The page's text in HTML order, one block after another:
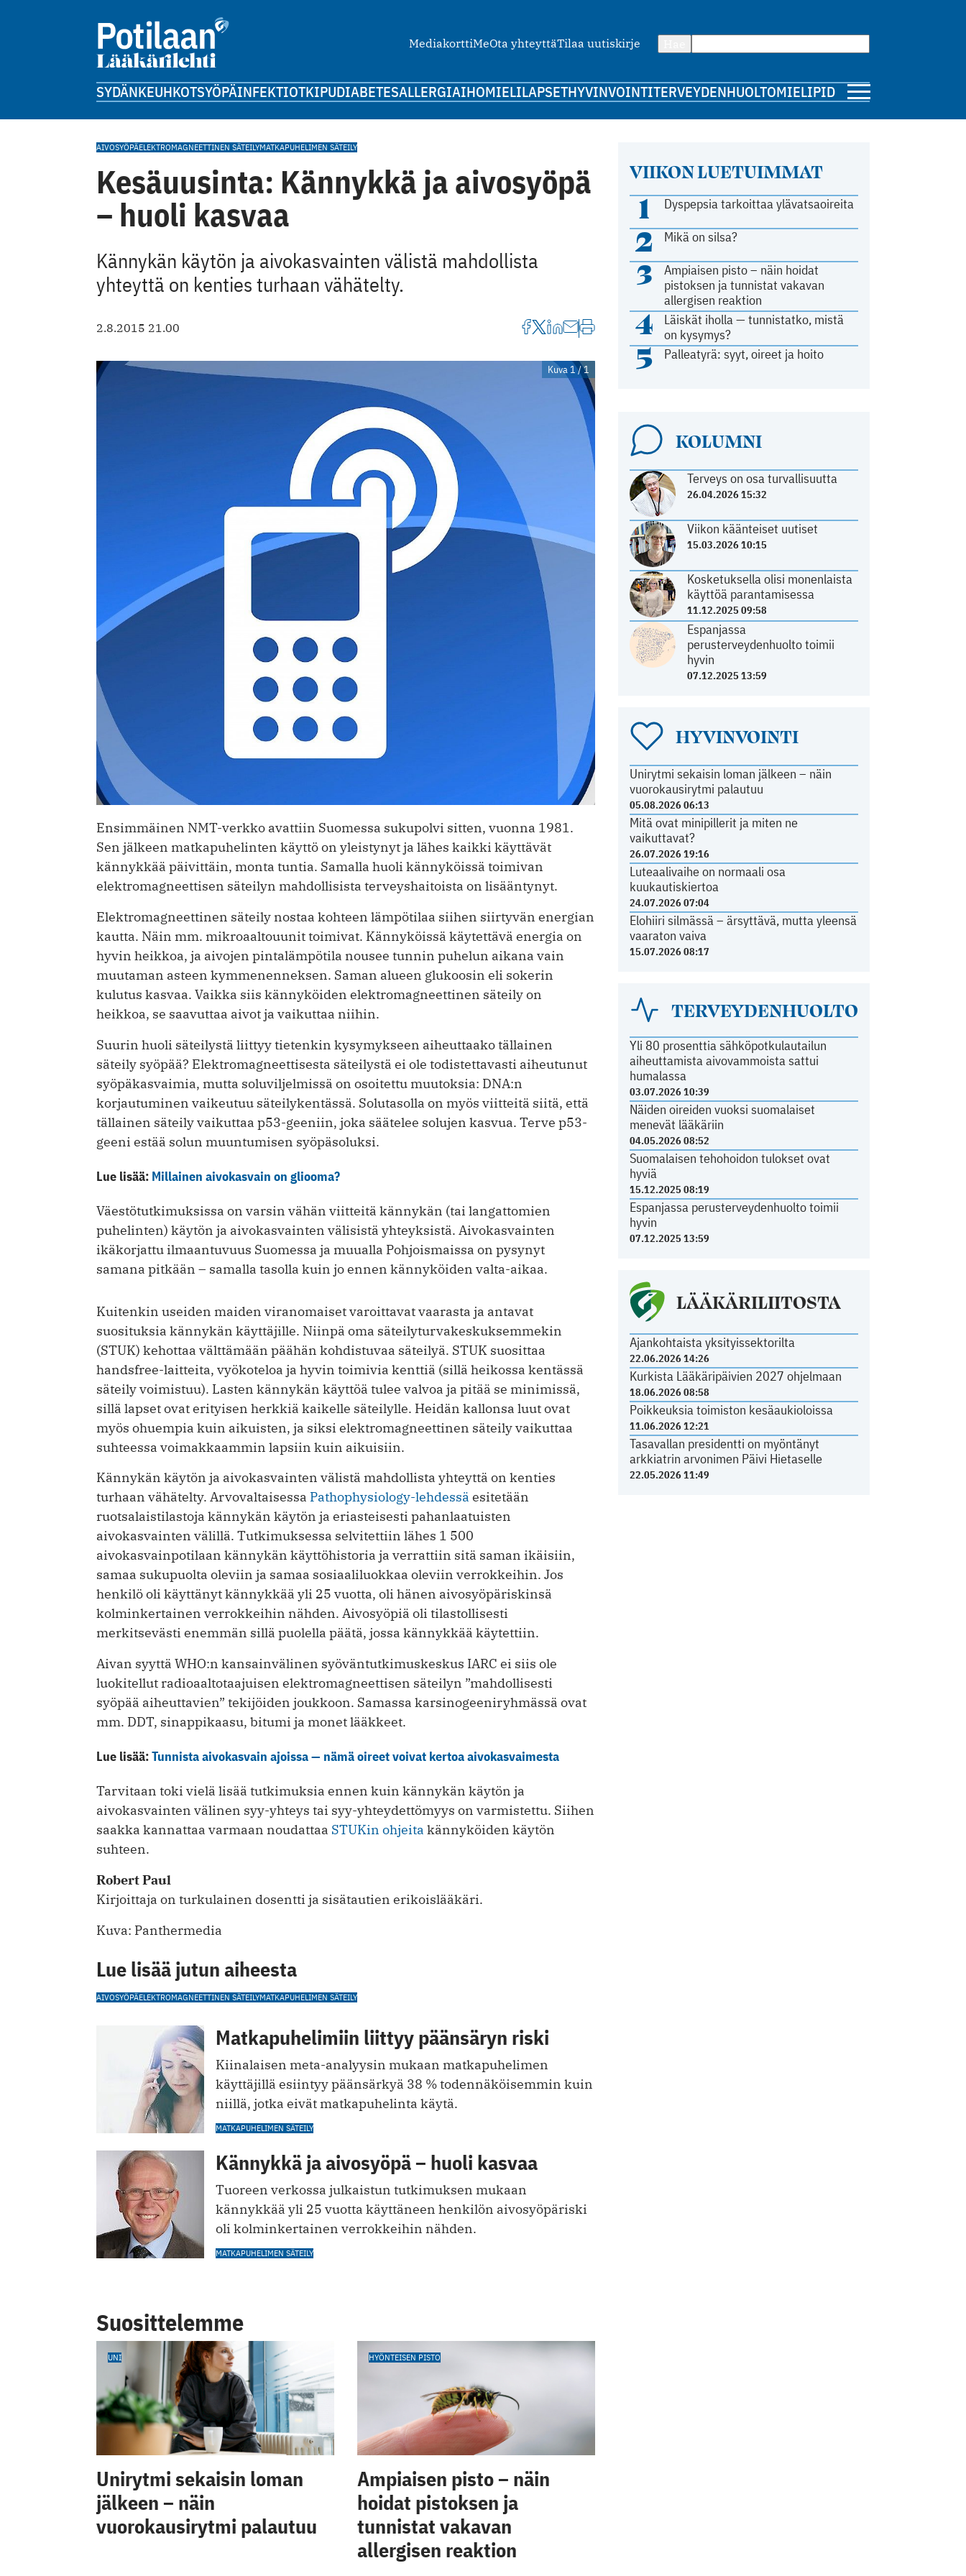
MediakorttiMeOta yhteyttäTilaa uutiskirje
SYDÄNKEUHKOTSYÖPÄINFEKTIOTKIPUDIABETESALLERGIAIHOMIELILAPSETHYVINVOINTITERVEYDENHUOLTOMIELIPIDE
VIIKON LUETUIMMAT
1 Dyspepsia tarkoittaa ylävatsaoireita
2 Mikä on silsa?
3
Ampiaisen pisto – näin hoidat
pistoksen ja tunnistat vakavan
allergisen reaktion
4
Läiskät iholla — tunnistatko, mistä
on kysymys?
5 Palleatyrä: syyt, oireet ja hoito
KOLUMNI
Terveys on osa turvallisuutta
26.04.2026 15:32
Viikon käänteiset uutiset
15.03.2026 10:15
Kosketuksella olisi monenlaista
käyttöä parantamisessa
11.12.2025 09:58
Espanjassa
perusterveydenhuolto toimii
hyvin
07.12.2025 13:59
HYVINVOINTI
Unirytmi sekaisin loman jälkeen – näin
vuorokausirytmi palautuu
05.08.2026 06:13
Mitä ovat minipillerit ja miten ne
vaikuttavat?
26.07.2026 19:16
Luteaalivaihe on normaali osa
kuukautiskiertoa
24.07.2026 07:04
Elohiiri silmässä – ärsyttävä, mutta yleensä
vaaraton vaiva
15.07.2026 08:17
TERVEYDENHUOLTO
Yli 80 prosenttia sähköpotkulautailun
aiheuttamista aivovammoista sattui
humalassa
03.07.2026 10:39
Näiden oireiden vuoksi suomalaiset
menevät lääkäriin
04.05.2026 08:52
Suomalaisen tehohoidon tulokset ovat
hyviä
15.12.2025 08:19
Espanjassa perusterveydenhuolto toimii
hyvin
07.12.2025 13:59
LÄÄKÄRILIITOSTA
Ajankohtaista yksityissektorilta
22.06.2026 14:26
Kurkista Lääkäripäivien 2027 ohjelmaan
18.06.2026 08:58
Poikkeuksia toimiston kesäaukioloissa
11.06.2026 12:21
Tasavallan presidentti on myöntänyt
arkkiatrin arvonimen Päivi Hietaselle
22.05.2026 11:49
AIVOSYÖPÄELEKTROMAGNEETTINEN SÄTEILYMATKAPUHELIMEN SÄTEILY
Kesäuusinta: Kännykkä ja aivosyöpä
– huoli kasvaa
Kännykän käytön ja aivokasvainten välistä mahdollista
yhteyttä on kenties turhaan vähätelty.
2.8.2015 21.00
Kuva 1 / 1
Ensimmäinen NMT-verkko avattiin Suomessa sukupolvi sitten, vuonna 1981.
Sen jälkeen matkapuhelinten käyttö on yleistynyt ja lähes kaikki käyttävät
kännykkää päivittäin, monta tuntia. Samalla huoli kännyköissä toimivan
elektromagneettisen säteilyn mahdollisista terveyshaitoista on lisääntynyt.
Elektromagneettinen säteily nostaa kohteen lämpötilaa siihen siirtyvän energian
kautta. Näin mm. mikroaaltouunit toimivat. Kännyköissä käytettävä energia on
hyvin heikkoa, ja aivojen pintalämpötila nousee tunnin puhelun aikana vain
muutaman asteen kymmenenneksen. Saman alueen glukoosin eli sokerin
kulutus kasvaa. Vaikka siis kännyköiden elektromagneettinen säteily on
heikkoa, se saavuttaa aivot ja vaikuttaa niihin.
Suurin huoli säteilystä liittyy tietenkin kysymykseen aiheuttaako tällainen
säteily syöpää? Elektromagneettisesta säteilystä ei ole todistettavasti aiheutunut
syöpäkasvaimia, mutta soluviljelmissä on osoitettu muutoksia: DNA:n
korjautuminen vaikeutuu säteilykentässä. Solutasolla on myös viitteitä siitä, että
tällainen säteily vaikuttaa p53-geeniin, joka säätelee solujen kasvua. Terve p53-
geeni estää solun muuntumisen syöpäsoluksi.
Lue lisää: Millainen aivokasvain on gliooma?
Väestötutkimuksissa on varsin vähän viitteitä kännykän (tai langattomien
puhelinten) käytön ja aivokasvainten välisistä yhteyksistä. Aivokasvainten
ikäkorjattu ilmaantuvuus Suomessa ja muualla Pohjoismaissa on pysynyt
samana pitkään – samalla tasolla kuin jo ennen kännyköiden valta-aikaa.
Kuitenkin useiden maiden viranomaiset varoittavat vaarasta ja antavat
suosituksia kännykän käyttäjille. Niinpä oma säteilyturvakeskuksemmekin
(STUK) kehottaa välttämään päähän kohdistuvaa säteilyä. STUK suosittaa
handsfree-laitteita, vyökoteloa ja hyvin toimivia kenttiä (sillä heikossa kentässä
säteily voimistuu). Lasten kännykän käyttöä tulee valvoa ja pitää se minimissä,
sillä lapset ovat erityisen herkkiä kaikelle säteilylle. Heidän kallonsa luut ovat
myös ohuempia kuin aikuisten, ja siksi elektromagneettinen säteily vaikuttaa
suhteessa voimakkaammin lapsiin kuin aikuisiin.
Kännykän käytön ja aivokasvainten välistä mahdollista yhteyttä on kenties
turhaan vähätelty. Arvovaltaisessa Pathophysiology-lehdessä esitetään
ruotsalaistilastoja kännykän käytön ja eriasteisesti pahanlaatuisten
aivokasvainten välillä. Tutkimuksessa selvitettiin lähes 1 500
aivokasvainpotilaan kännykän käyttöhistoria ja verrattiin sitä saman ikäisiin,
samaa sukupuolta oleviin ja samaa sosiaaliluokkaa oleviin verrokkeihin. Jos
henkilö oli käyttänyt kännykkää yli 25 vuotta, oli hänen aivosyöpäriskinsä
kolminkertainen verrokkeihin nähden. Aivosyöpiä oli tilastollisesti
merkitsevästi enemmän sillä puolella päätä, jossa kännykkää käytettiin.
Aivan syyttä WHO:n kansainvälinen syöväntutkimuskeskus IARC ei siis ole
luokitellut radioaaltotaajuisen elektromagneettisen säteilyn ”mahdollisesti
syöpää aiheuttavien” tekijöiden joukkoon. Samassa karsinogeeniryhmässä ovat
mm. DDT, sinappikaasu, bitumi ja monet lääkkeet.
Lue lisää:Tunnista aivokasvain ajoissa — nämä oireet voivat kertoa aivokasvaimesta
Tarvitaan toki vielä lisää tutkimuksia ennen kuin kännykän käytön ja
aivokasvainten välinen syy-yhteys tai syy-yhteydettömyys on varmistettu. Siihen
saakka kannattaa varmaan noudattaa STUKin ohjeita kännyköiden käytön
suhteen.
Robert Paul
Kirjoittaja on turkulainen dosentti ja sisätautien erikoislääkäri.
Kuva: Panthermedia
Lue lisää jutun aiheesta
AIVOSYÖPÄELEKTROMAGNEETTINEN SÄTEILYMATKAPUHELIMEN SÄTEILY
Matkapuhelimiin liittyy päänsäryn riski
Kiinalaisen meta-analyysin mukaan matkapuhelimen
käyttäjillä esiintyy päänsärkyä 38 % todennäköisemmin kuin
niillä, jotka eivät matkapuhelinta käytä.
MATKAPUHELIMEN SÄTEILY
Kännykkä ja aivosyöpä – huoli kasvaa
Tuoreen verkossa julkaistun tutkimuksen mukaan
kännykkää yli 25 vuotta käyttäneen henkilön aivosyöpäriski
oli kolminkertainen verrokkeihin nähden.
MATKAPUHELIMEN SÄTEILY
Suosittelemme
UNI
Unirytmi sekaisin loman
jälkeen – näin
vuorokausirytmi palautuu
HYÖNTEISEN PISTO
Ampiaisen pisto – näin
hoidat pistoksen ja
tunnistat vakavan
allergisen reaktion